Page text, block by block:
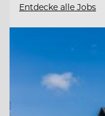
Entdecke alle Jobs